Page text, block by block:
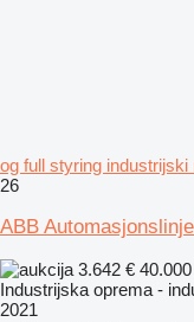
og full styring industrijski
26
ABB
3.642 €
Industrijska oprema -
2021